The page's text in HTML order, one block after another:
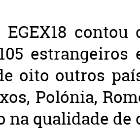
EGEX18
estrangeiros
oito outros
Polónia,
na qualidade de